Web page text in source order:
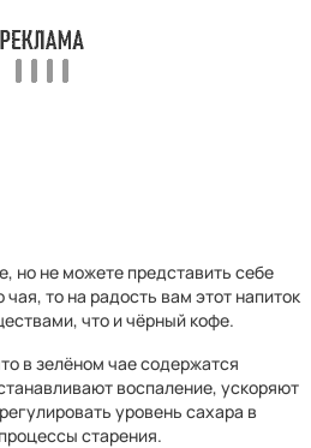
но не можете представить себе
то на радость вам этот напиток
что и чёрный кофе.
в зелёном чае содержатся
воспаление, ускоряют
уровень сахара в
старения.